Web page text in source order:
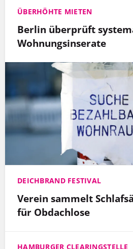
ÜBERHÖHTE MIETEN
Berlin überprüft
Wohnungsinserate
DEICHBRAND FESTIVAL
Verein sammelt
für Obdachlose
HAMBURGER CLEARINGSTELLE